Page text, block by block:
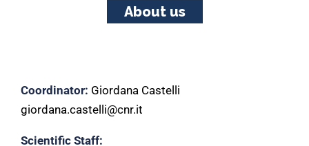
About us
Coordinator: Giordana Castelli
giordana.castelli@cnr.it
Scientific Staff: